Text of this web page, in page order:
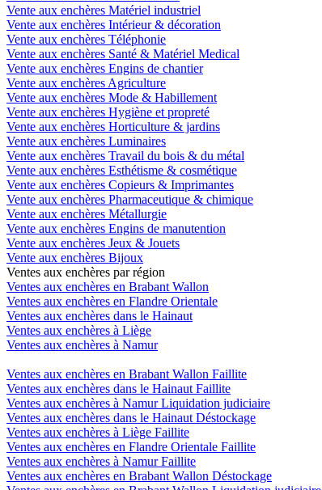
Vente aux enchères Matériel industriel
Vente aux enchères Intérieur & décoration
Vente aux enchères Téléphonie
Vente aux enchères Santé & Matériel Medical
Vente aux enchères Engins de chantier
Vente aux enchères Agriculture
Vente aux enchères Mode & Habillement
Vente aux enchères Hygiène et propreté
Vente aux enchères Horticulture & jardins
Vente aux enchères Luminaires
Vente aux enchères Travail du bois & du métal
Vente aux enchères Esthétisme & cosmétique
Vente aux enchères Copieurs & Imprimantes
Vente aux enchères Pharmaceutique & chimique
Vente aux enchères Métallurgie
Vente aux enchères Engins de manutention
Vente aux enchères Jeux & Jouets
Vente aux enchères Bijoux
Ventes aux enchères par région
Ventes aux enchères en Brabant Wallon
Ventes aux enchères en Flandre Orientale
Ventes aux enchères dans le Hainaut
Ventes aux enchères à Liège
Ventes aux enchères à Namur
Ventes aux enchères en Brabant Wallon Faillite
Ventes aux enchères dans le Hainaut Faillite
Ventes aux enchères à Namur Liquidation judiciaire
Ventes aux enchères dans le Hainaut Déstockage
Ventes aux enchères à Liège Faillite
Ventes aux enchères en Flandre Orientale Faillite
Ventes aux enchères à Namur Faillite
Ventes aux enchères en Brabant Wallon Déstockage